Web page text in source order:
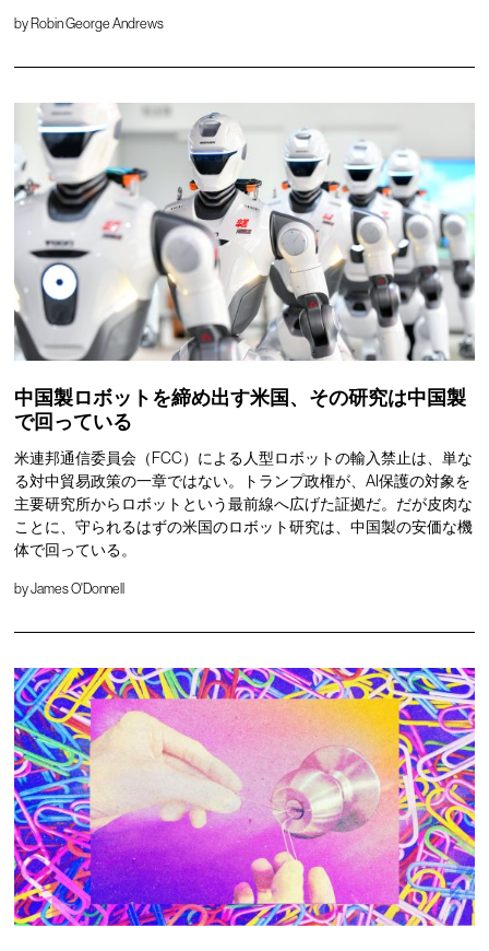
byRobin George Andrews
中国製ロボットを締め出す米国、その研究は中国製
で回っている
米連邦通信委員会（FCC）による人型ロボットの輸入禁止は、単な
る対中貿易政策の一章ではない。トランプ政権が、AI保護の対象を
主要研究所からロボットという最前線へ広げた証拠だ。だが皮肉な
ことに、守られるはずの米国のロボット研究は、中国製の安価な機
体で回っている。
byJames O'Donnell